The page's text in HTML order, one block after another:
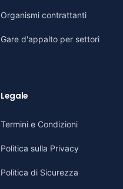
Organismi contrattanti
Gare d'appalto per settori
Legale
Termini e Condizioni
Politica sulla Privacy
Politica di Sicurezza